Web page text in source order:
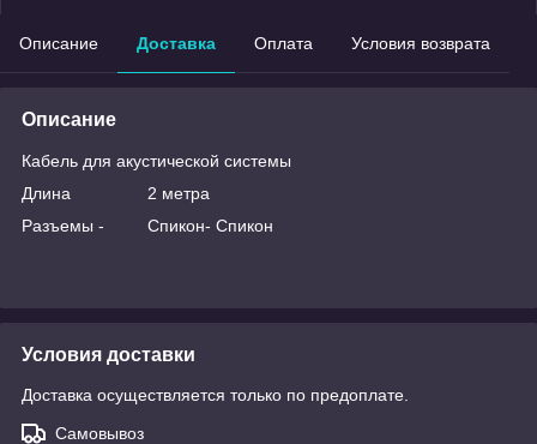
Описание Доставка Оплата Условия возврата
Описание
Кабель для акустической системы
Длина 2 метра
Разъемы - Спикон- Спикон
Условия доставки
Доставка осуществляется только по предоплате.
Самовывоз